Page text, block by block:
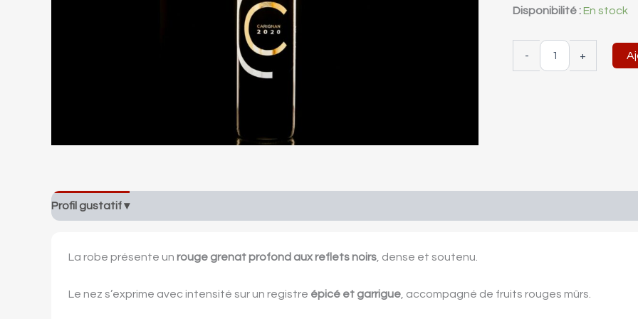
Disponibilité :En stock
- +
Profil gustatif ▾
La robe présente un rouge grenat profond aux reflets noirs , dense et soutenu.
Le nez s’exprime avec intensité sur un registre épicé et garrigue , accompagné de fruits rouges mûrs.